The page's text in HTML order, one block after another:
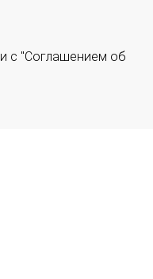
с "Соглашением об